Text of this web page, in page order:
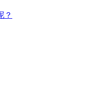
？